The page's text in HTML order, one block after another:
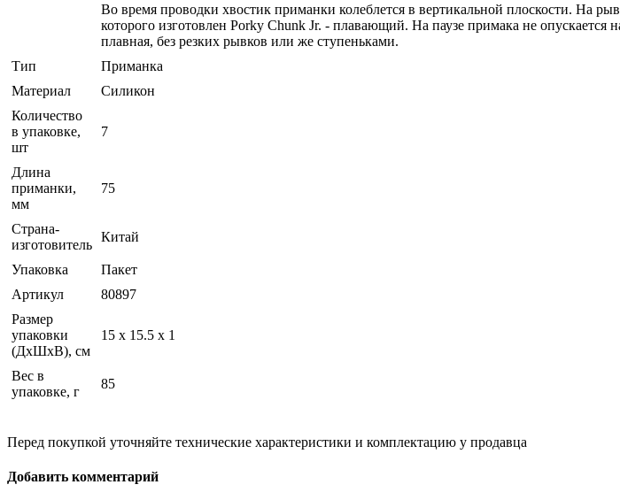
Во время проводки хвостик приманки колеблется в вертикальной плоскости. На
которого изготовлен Porky Chunk Jr. - плавающий. На паузе примака не
плавная, без резких рывков или же ступеньками.
Тип
Приманка
Материал
Силикон
Количество
в упаковке,
шт
7
Длина
приманки,
мм
75
Страна-
изготовитель
Китай
Упаковка
Пакет
Артикул
80897
Размер
упаковки
(ДхШхВ), см
15 x 15.5 x 1
Вес в
упаковке, г
85
Перед покупкой уточняйте технические характеристики и комплектацию у продавца
Добавить комментарий